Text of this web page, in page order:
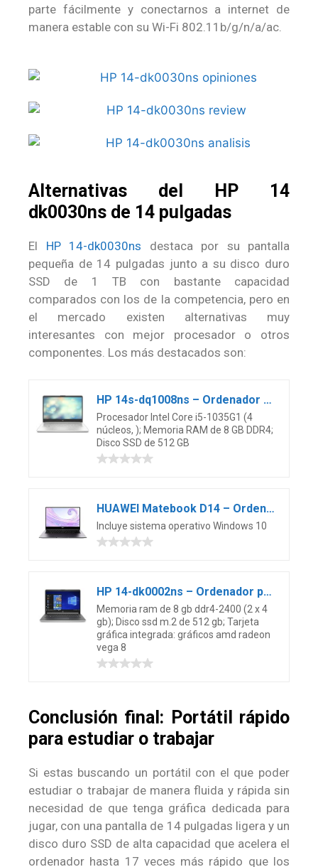
parte fácilmente y conectarnos a internet de
manera estable con su Wi-Fi 802.11b/g/n/a/ac.
Alternativas del HP 14
dk0030ns de 14 pulgadas
El HP 14-dk0030ns destaca por su pantalla
pequeña de 14 pulgadas junto a su disco duro
SSD de 1 TB con bastante capacidad
comparados con los de la competencia, pero en
el mercado existen alternativas muy
interesantes con mejor procesador o otros
componentes. Los más destacados son:
HP 14s-dq1008ns – Ordenador portátil de 14″ FullHD (Intel Core i5-1035G1, 8GB RAM, 512GB SSD, Tarjeta gráfica integrada, sin Sistema operativo) Gris – Teclado QWERTY Español
Procesador Intel Core i5-1035G1 (4
núcleos, ); Memoria RAM de 8 GB DDR4;
Disco SSD de 512 GB
HUAWEI Matebook D14 – Ordenador Portátil de 14″ FullHD (AMD Ryzen 5 3500u, 8 GB RAM, 512 GB SSD, Multi-Screen Collaboration, Sensor de Huella, Windows 10 Home), Space Gray, Teclado QWERTY Español
Incluye sistema operativo Windows 10
HP 14-dk0002ns – Ordenador portátil de 14″ FHD IPS (AMD Ryzen 5 3500U con gráficos Radeon Vega 8, 8 GB RAM, AMD Radeon Vega 8, Windows 10 Home 64) Plata Natural – Teclado QWERTY Español
Memoria ram de 8 gb ddr4-2400 (2 x 4
gb); Disco ssd m.2 de 512 gb; Tarjeta
gráfica integrada: gráficos amd radeon
vega 8
Conclusión final: Portátil rápido
para estudiar o trabajar
Si estas buscando un portátil con el que poder
estudiar o trabajar de manera fluida y rápida sin
necesidad de que tenga gráfica dedicada para
jugar, con una pantalla de 14 pulgadas ligera y un
disco duro SSD de alta capacidad que acelera el
ordenador hasta 17 veces más rápido que los